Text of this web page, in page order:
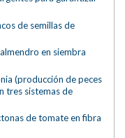
de semillas de
en siembra
(producción de peces
tres sistemas de
de tomate en fibra